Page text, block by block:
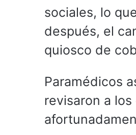
sociales, lo
después, el
quiosco de
Paramédicos
revisaron a